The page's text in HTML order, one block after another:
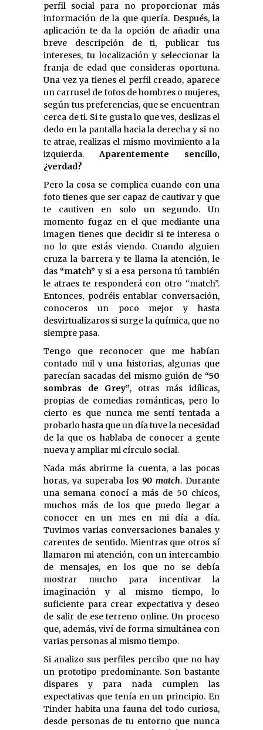
perfil social para no proporcionar más
información de la que quería. Después, la
aplicación te da la opción de añadir una
breve descripción de ti, publicar tus
intereses, tu localización y seleccionar la
franja de edad que consideras oportuna.
Una vez ya tienes el perfil creado, aparece
un carrusel de fotos de hombres o mujeres,
según tus preferencias, que se encuentran
cerca de ti. Si te gusta lo que ves, deslizas el
dedo en la pantalla hacia la derecha y si no
te atrae, realizas el mismo movimiento a la
izquierda.Aparentemente sencillo,
¿verdad?
Pero la cosa se complica cuando con una
foto tienes que ser capaz de cautivar y que
te cautiven en solo un segundo. Un
momento fugaz en el que mediante una
imagen tienes que decidir si te interesa o
no lo que estás viendo. Cuando alguien
cruza la barrera y te llama la atención, le
das “match” y si a esa persona tú también
le atraes te responderá con otro “match”.
Entonces, podréis entablar conversación,
conoceros un poco mejor y hasta
desvirtualizaros si surge la química, que no
siempre pasa.
Tengo que reconocer que me habían
contado mil y una historias, algunas que
parecían sacadas del mismo guión de “50
sombras de Grey”, otras más idílicas,
propias de comedias románticas, pero lo
cierto es que nunca me sentí tentada a
probarlo hasta que un día tuve la necesidad
de la que os hablaba de conocer a gente
nueva y ampliar mi círculo social.
Nada más abrirme la cuenta, a las pocas
horas, ya superaba los 90 match. Durante
una semana conocí a más de 50 chicos,
muchos más de los que puedo llegar a
conocer en un mes en mi día a día.
Tuvimos varias conversaciones banales y
carentes de sentido. Mientras que otros sí
llamaron mi atención, con un intercambio
de mensajes, en los que no se debía
mostrar mucho para incentivar la
imaginación y al mismo tiempo, lo
suficiente para crear expectativa y deseo
de salir de ese terreno online. Un proceso
que, además, viví de forma simultánea con
varias personas al mismo tiempo.
Si analizo sus perfiles percibo que no hay
un prototipo predominante. Son bastante
dispares y para nada cumplen las
expectativas que tenía en un principio. En
Tinder habita una fauna del todo curiosa,
desde personas de tu entorno que nunca